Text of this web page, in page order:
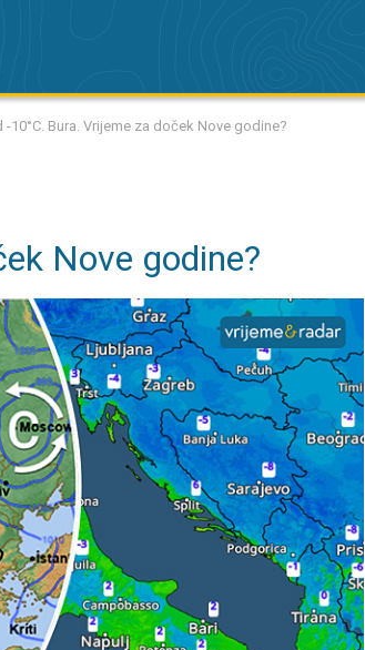
Bura. Vrijeme za doček Nove godine?
Nove godine?